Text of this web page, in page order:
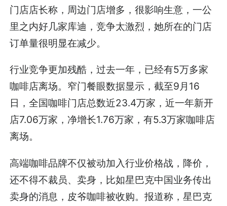
门店店长称，周边门店增多，很影响生意，一公
里之内好几家库迪，竞争太激烈，她所在的门店
订单量很明显在减少。
行业竞争更加残酷，过去一年，已经有5万多家
咖啡店离场。窄门餐眼数据显示，截至9月16
日，全国咖啡门店总数近23.4万家，近一年新开
店7.06万家，净增长1.76万家，有5.3万家咖啡店
离场。
高端咖啡品牌不仅被动加入行业价格战，降价，
还不得不裁员、卖身，比如星巴克中国业务传出
卖身的消息，皮爷咖啡被收购。报道称，星巴克